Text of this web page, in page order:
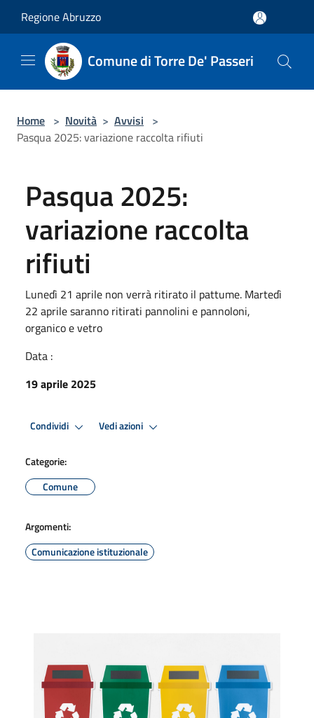
Regione Abruzzo
Comune di Torre De' Passeri
Home > Novità > Avvisi >
Pasqua 2025: variazione raccolta rifiuti
Pasqua 2025:
variazione raccolta
rifiuti
Lunedì 21 aprile non verrà ritirato il pattume. Martedì
22 aprile saranno ritirati pannolini e pannoloni,
organico e vetro
Data :
19 aprile 2025
Condividi Vedi azioni
Categorie:
Comune
Argomenti:
Comunicazione istituzionale